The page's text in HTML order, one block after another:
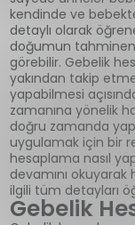
kendinde ve
detaylı olarak
doğumun
görebilir. Gebelik
yakından takip
yapabilmesi
zamanına yönelik
doğru zamanda
uygulamak için bir
hesaplama nasıl
devamını
ilgili tüm detayları
Gebelik